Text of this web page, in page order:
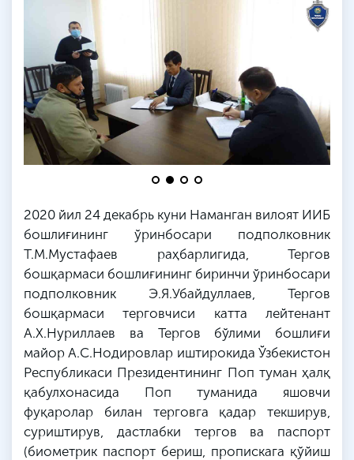
2020 йил 24 декабрь куни Наманган вилоят ИИБ
бошлиғининг ўринбосари подполковник
Т.М.Мустафаев раҳбарлигида, Тергов
бошқармаси бошлиғининг биринчи ўринбосари
подполковник Э.Я.Убайдуллаев, Тергов
бошқармаси терговчиси катта лейтенант
А.Х.Нуриллаев ва Тергов бўлими бошлиғи
майор А.С.Нодировлар иштирокида Ўзбекистон
Республикаси Президентининг Поп туман ҳалқ
қабулхонасида Поп туманида яшовчи
фуқаролар билан терговга қадар текширув,
суриштирув, дастлабки тергов ва паспорт
(биометрик паспорт бериш, пропискага қўйиш